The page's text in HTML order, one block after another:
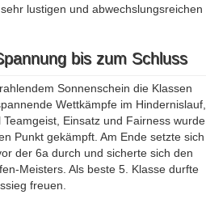
lustigen und abwechslungsreichen
bis zum Schluss
Sonnenschein die Klassen
Wettkämpfe im Hindernislauf,
Einsatz und Fairness wurde
Punkt gekämpft. Am Ende setzte sich
der 6a durch und sicherte sich den
Meisters. Als beste 5. Klasse durfte
freuen.